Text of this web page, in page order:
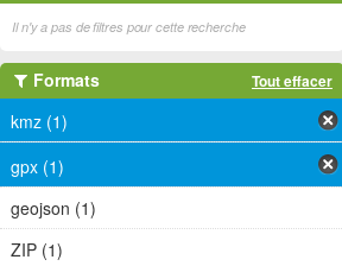
Il n'y a pas de filtres pour cette recherche
Formats Tout effacer
kmz (1)
gpx (1)
geojson (1)
ZIP (1)